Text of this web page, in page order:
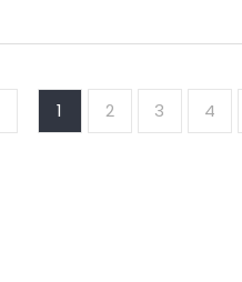
1 2 3 4